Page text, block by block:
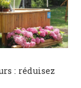
: réduisez